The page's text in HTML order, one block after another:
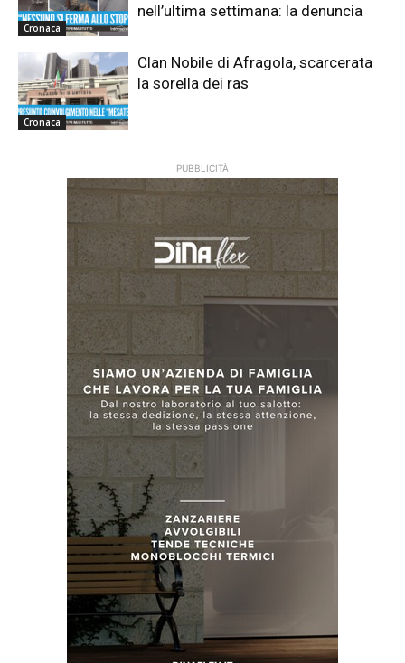
Cronaca
nell’ultima settimana: la denuncia
Cronaca
Clan Nobile di Afragola, scarcerata
la sorella dei ras
PUBBLICITÀ